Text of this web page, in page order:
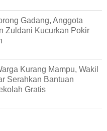
Gadang, Anggota
Zuldani Kucurkan Pokir
Kurang Mampu, Wakil
Serahkan Bantuan
Gratis